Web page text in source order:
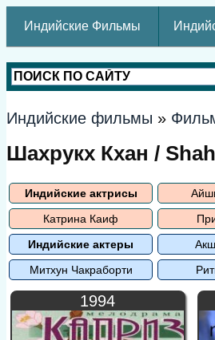
Индийские Фильмы
Индийские фильмы »
Шахрукх Кхан /
Индийские актрисы
Катрина Каиф
Индийские актеры
Митхун Чакраборти
1994